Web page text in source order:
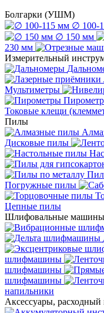
Болгарки (УШМ)
∅ 100-
∅ 150 мм
230 мм
Измерительный
Мультиметры
Токовые клещи
Пилы
Дисковые пилы
Погружные пилы
Цепные пилы
Шлифовальные машины
шлифмашины
шлифмашины
шлифмашины
напильники
Аксессуары, расходный